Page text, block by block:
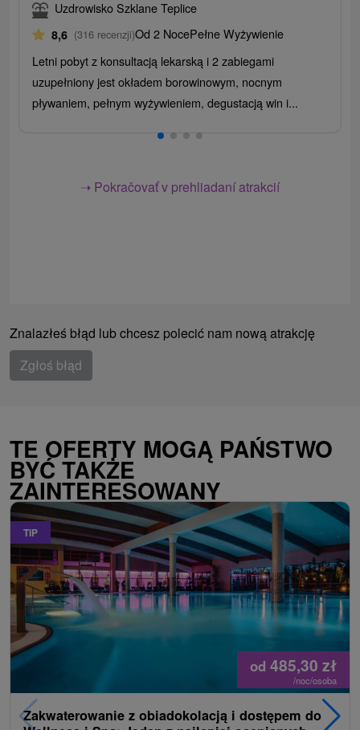
Uzdrowisko Szklane Teplice
8,6 (316 recenzji)Od 2 NocePełne Wyżywienie
Letni pobyt z konsultacją lekarską i 2 zabiegami
uzupełniony jest okładem borowinowym, nocnym
pływaniem, pełnym wyżywieniem, degustacją win i...
➝ Pokračovať v prehliadaní atrakcií
Znalazłeś błąd lub chcesz polecić nam nową atrakcję
Zgłoś błąd
TE OFERTY MOGĄ PAŃSTWO
BYĆ TAKŻE
ZAINTERESOWANY
TIP
od 485,30 zł
/noc/osoba
Zakwaterowanie z obiadokolacją i dostępem do